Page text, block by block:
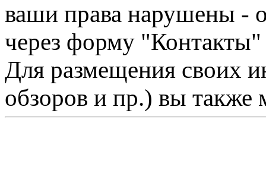
ваши права нарушены -
через форму "Контакты"
Для размещения своих
обзоров и пр.) вы также